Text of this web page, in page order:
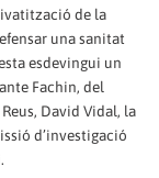
de la
una sanitat
esdevingui un
Fachin, del
David Vidal, la
d’investigació